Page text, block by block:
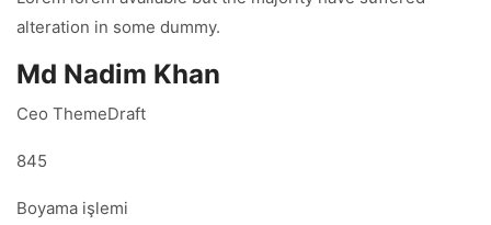
alteration in some dummy.
Md Nadim Khan
Ceo ThemeDraft
845
Boyama işlemi